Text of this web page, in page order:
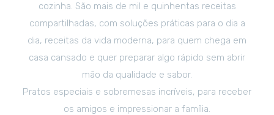
cozinha. São mais de mil e quinhentas receitas
compartilhadas, com soluções práticas para o dia a
dia, receitas da vida moderna, para quem chega em
casa cansado e quer preparar algo rápido sem abrir
mão da qualidade e sabor.
Pratos especiais e sobremesas incríveis, para receber
os amigos e impressionar a família.